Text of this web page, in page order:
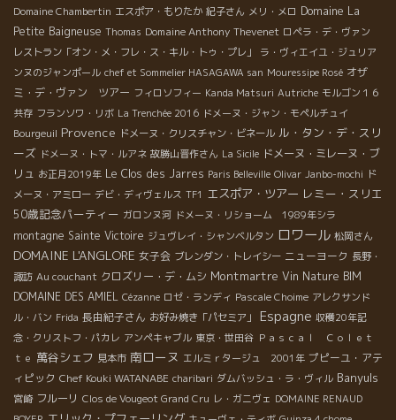
Domaine Chambertin エスポア・もりたか 紀子さん メリ・メロ Domaine La
Petite Baigneuse Thomas Domaine Anthony Thevenet ロペラ・デ・ヴァン
レストラン「オン・メ・フレ・ス・キル・トゥ・プレ」
ラ・ヴィエイユ・ジュリア
ンヌのジャンポール chef et Sommelier HASAGAWA san Mouressipe Rosé オザ
ミ・デ・ヴァン ツアー フィロソフィー Kanda Matsuri Autriche モルゴン１６
共存 フランソワ・リボ La Trenchée 2016 ドメーヌ・ジャン・モペルチュイ
Bourgeuil Provence ドメーヌ・クリスチャン・ビネール ル・タン・デ・スリ
ーズ ドメーヌ・トマ・ルアネ 故勝山晋作さん La Sicile ドメーヌ・ミレーヌ・ブ
リュ お正月2019年 Le Clos des Jarres Paris Belleville Olivar Janbo-mochi ド
メーヌ・アミロー デビ・ディヴェルス TF1 エスポア・ツアー レミー・スリエ
50歳記念パーティー ガロンヌ河 ドメーヌ・リショーム 1989年シラ
montagne Sainte Victoire ジュヴレイ・シャンベルタン ロワール 松岡さん
DOMAINE L'ANGLORE 女子会 ブレンダン・トレイシー ニューヨーク 長野・
諏訪 Au couchant クロズリー・デ・ムシ Montmartre Vin Nature BIM
DOMAINE DES AMIEL Cézanne ロゼ・ランディ Pascale Choime アレクサンド
ル・バン Frida 長由紀子さん お好み焼き「パセミア」 Espagne 収穫20年記
念・クリストフ・パカレ アンペキャブル 東京・世田谷 Ｐａｓｃａｌ Ｃｏｌｅｔ
ｔｅ 萬谷シェフ 見本市 南ローヌ エルミｒタージュ 2001年 プピーユ・アテ
ィピック Chef Kouki WATANABE charibari ダムバッシュ・ラ・ヴィル Banyuls
宮崎 フルーリ Clos de Vougeot Grand Cru レ・ガニヴェ DOMAINE RENAUD